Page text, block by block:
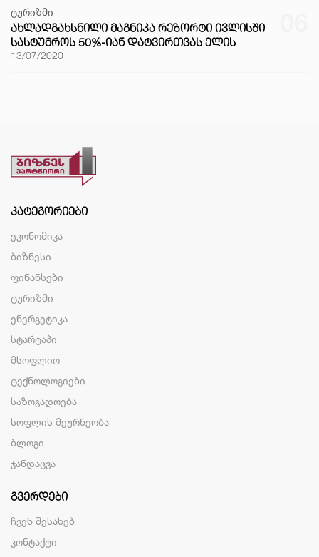
ტურიზმი
ᲐᲮᲚᲐᲓᲒᲐᲮᲡᲜᲘᲚᲘ ᲛᲐᲒᲜᲘᲙᲐ ᲠᲔᲖᲝᲠᲢᲘ ᲘᲕᲚᲘᲡᲨᲘ
ᲡᲐᲡᲢᲣᲛᲠᲝᲡ 50%-ᲘᲐᲜ ᲓᲐᲢᲕᲘᲠᲗᲕᲐᲡ ᲔᲚᲘᲡ
13/07/2020
ᲙᲐᲢᲔᲒᲝᲠᲘᲔᲑᲘ
ეკონომიკა
ბიზნესი
ფინანსები
ტურიზმი
ენერგეტიკა
სტარტაპი
მსოფლიო
ტექნოლოგიები
საზოგადოება
სოფლის მეურნეობა
ბლოგი
ჯანდაცვა
ᲒᲕᲔᲠᲓᲔᲑᲘ
ჩვენ შესახებ
კონტაქტი